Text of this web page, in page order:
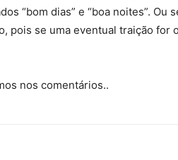
“bom dias” e “boa noites”. Ou
pois se uma eventual traição for
nos comentários..